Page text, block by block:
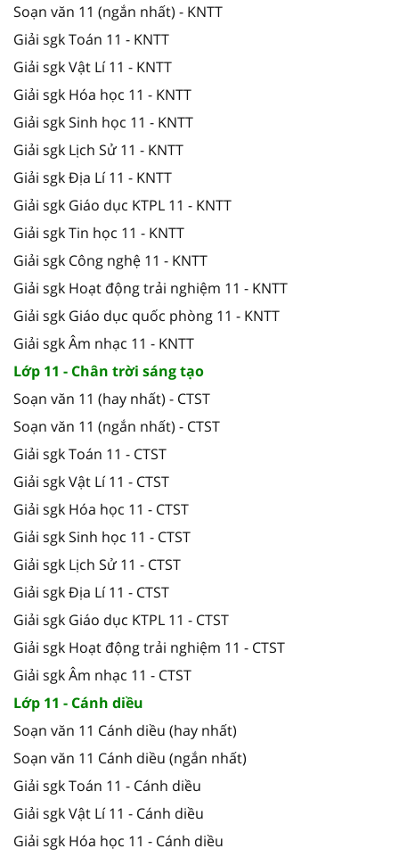
Soạn văn 11 (ngắn nhất) - KNTT
Giải sgk Toán 11 - KNTT
Giải sgk Vật Lí 11 - KNTT
Giải sgk Hóa học 11 - KNTT
Giải sgk Sinh học 11 - KNTT
Giải sgk Lịch Sử 11 - KNTT
Giải sgk Địa Lí 11 - KNTT
Giải sgk Giáo dục KTPL 11 - KNTT
Giải sgk Tin học 11 - KNTT
Giải sgk Công nghệ 11 - KNTT
Giải sgk Hoạt động trải nghiệm 11 - KNTT
Giải sgk Giáo dục quốc phòng 11 - KNTT
Giải sgk Âm nhạc 11 - KNTT
Lớp 11 - Chân trời sáng tạo
Soạn văn 11 (hay nhất) - CTST
Soạn văn 11 (ngắn nhất) - CTST
Giải sgk Toán 11 - CTST
Giải sgk Vật Lí 11 - CTST
Giải sgk Hóa học 11 - CTST
Giải sgk Sinh học 11 - CTST
Giải sgk Lịch Sử 11 - CTST
Giải sgk Địa Lí 11 - CTST
Giải sgk Giáo dục KTPL 11 - CTST
Giải sgk Hoạt động trải nghiệm 11 - CTST
Giải sgk Âm nhạc 11 - CTST
Lớp 11 - Cánh diều
Soạn văn 11 Cánh diều (hay nhất)
Soạn văn 11 Cánh diều (ngắn nhất)
Giải sgk Toán 11 - Cánh diều
Giải sgk Vật Lí 11 - Cánh diều
Giải sgk Hóa học 11 - Cánh diều